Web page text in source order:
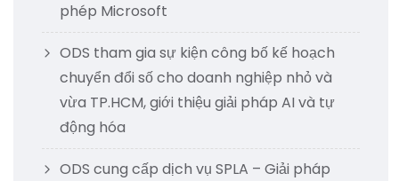
phép Microsoft
ODS tham gia sự kiện công bố kế hoạch
chuyển đổi số cho doanh nghiệp nhỏ và
vừa TP.HCM, giới thiệu giải pháp AI và tự
động hóa
ODS cung cấp dịch vụ SPLA – Giải pháp